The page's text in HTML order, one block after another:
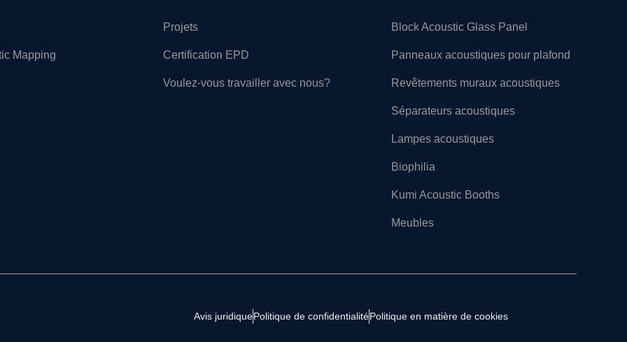
Mapping
Projets
Certification EPD
Voulez-vous travailler avec nous?
Block Acoustic Glass Panel
Panneaux acoustiques pour plafond
Revêtements muraux acoustiques
Séparateurs acoustiques
Lampes acoustiques
Biophilia
Kumi Acoustic Booths
Meubles
Avis juridiquePolitique de confidentialitéPolitique en matière de cookies